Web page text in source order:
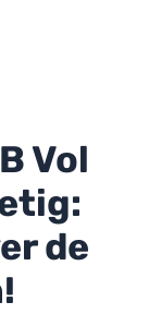
Vol
de